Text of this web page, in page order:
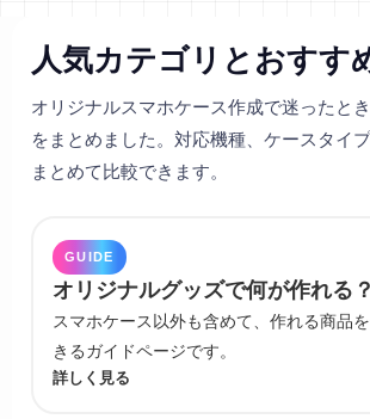
人気カテゴリとおすす
オリジナルスマホケース作成で迷ったと
をまとめました。対応機種、ケースタイ
まとめて比較できます。
GUIDE
オリジナルグッズで何が作れる？
スマホケース以外も含めて、作れる商品
きるガイドページです。
詳しく見る